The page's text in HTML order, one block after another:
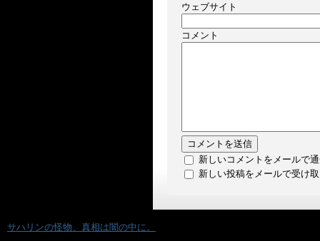
ウェブサイト
コメント
新しいコメントをメールで
新しい投稿をメールで受け
サハリンの怪物、真相は闇の中に。